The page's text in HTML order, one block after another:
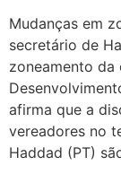
Mudanças em
secretário de
zoneamento da
afirma que a
vereadores no
Haddad (PT)